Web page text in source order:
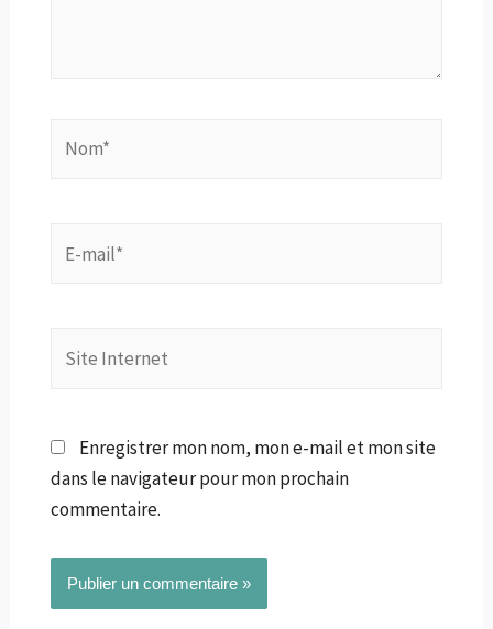
mail*
Internet
Enregistrer mon nom, mon e-mail et mon site
dans le navigateur pour mon prochain
commentaire.